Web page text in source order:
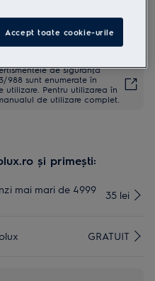
de siguranţă
988 sunt enumerate în
utilizare. Pentru utilizarea în
de utilizare complet.
și primești:
mai mari de 4999
35 lei
GRATUIT
Accept toate cookie-urile